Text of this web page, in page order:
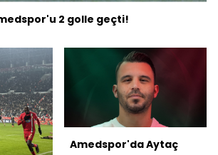
2 golle geçti!
Amedspor'da Aytaç